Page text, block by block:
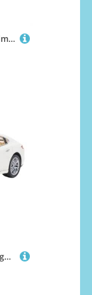
RHUIMEI for 44 cm Großes Simuliertes Flugzeugmodell Asiana Airlines A380 Mit Fahrwerksbeleuchtung Airbus-Modell-Passagierflugzeug-Ornamente Gedenkkollektion Exquisite
1:24 Fou Palme Metall Druckguss Sportwagen Modell Sammlung Ornamente(White)